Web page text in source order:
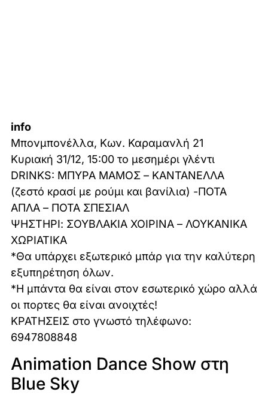
info
Μπονμπονέλλα, Κων. Καραμανλή 21
Κυριακή 31/12, 15:00 το μεσημέρι γλέντι
DRINKS: ΜΠΥΡΑ ΜΑΜΟΣ – ΚΑΝΤΑΝΕΛΛΑ
(ζεστό κρασί με ρούμι και βανίλια) -ΠΟΤΑ
ΑΠΛΑ – ΠΟΤΑ ΣΠΕΣΙΑΛ
ΨΗΣΤΗΡΙ: ΣΟΥΒΛΑΚΙΑ ΧΟΙΡΙΝΑ – ΛΟΥΚΑΝΙΚΑ
ΧΩΡΙΑΤΙΚΑ
*Θα υπάρχει εξωτερικό μπάρ για την καλύτερη
εξυπηρέτηση όλων.
*Η μπάντα θα είναι στον εσωτερικό χώρο αλλά
οι πορτες θα είναι ανοιχτές!
ΚΡΑΤΗΣΕΙΣ στο γνωστό τηλέφωνο:
6947808848
Animation Dance Show στη
Blue Sky